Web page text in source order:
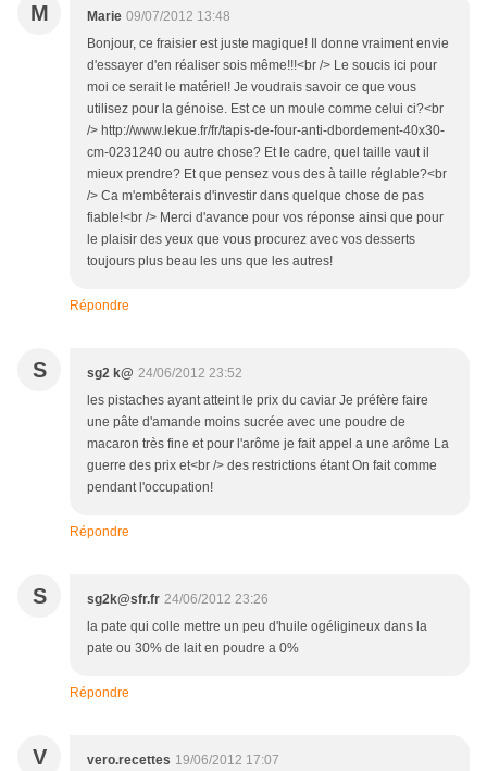
M Marie 09/07/2012 13:48
Bonjour, ce fraisier est juste magique! Il donne vraiment envie
d'essayer d'en réaliser sois même!!!<br /> Le soucis ici pour
moi ce serait le matériel! Je voudrais savoir ce que vous
utilisez pour la génoise. Est ce un moule comme celui ci?<br
/> http://www.lekue.fr/fr/tapis-de-four-anti-dbordement-40x30-
cm-0231240 ou autre chose? Et le cadre, quel taille vaut il
mieux prendre? Et que pensez vous des à taille réglable?<br
/> Ca m'embêterais d'investir dans quelque chose de pas
fiable!<br /> Merci d'avance pour vos réponse ainsi que pour
le plaisir des yeux que vous procurez avec vos desserts
toujours plus beau les uns que les autres!
Répondre
S sg2 k@ 24/06/2012 23:52
les pistaches ayant atteint le prix du caviar Je préfère faire
une pâte d'amande moins sucrée avec une poudre de
macaron très fine et pour l'arôme je fait appel a une arôme La
guerre des prix et<br /> des restrictions étant On fait comme
pendant l'occupation!
Répondre
S sg2k@sfr.fr 24/06/2012 23:26
la pate qui colle mettre un peu d'huile ogéligineux dans la
pate ou 30% de lait en poudre a 0%
Répondre
V vero.recettes 19/06/2012 17:07